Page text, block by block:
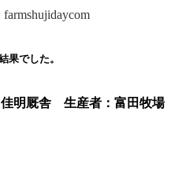
farmshujidaycom
果でした。
明厩舎 生産者：富田牧場